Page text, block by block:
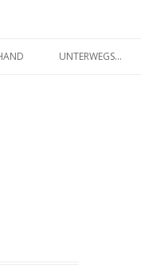
UNTERWEGS…